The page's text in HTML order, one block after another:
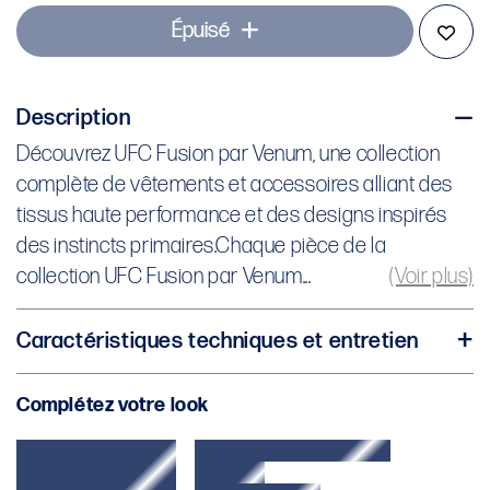
Épuisé
Description
Découvrez UFC Fusion par Venum, une collection
complète de vêtements et accessoires alliant des
tissus haute performance et des designs inspirés
des instincts primaires.
Chaque pièce de la collection UFC Fusion par
Venum Fight Week a été créée pour répondre aux
besoins
des athlètes UFC en compétition lors de la
préparation à la Nuit de Combat. Fabriquée avec
et des tissus de style de vie de qualité supérieure,
Découvrez UFC Fusion par Venum, une collection
complète de vêtements et accessoires alliant des
tissus haute performance et des designs inspirés
des instincts primaires.Chaque pièce de la
collection UFC Fusion par Venum...
(Voir plus)
Caractéristiques techniques et entretien
Tissu : 55 % coton, 45 % polyester
Coupe régulière
Poches latérales ouvertes
Poche arrière zippée
Complétez votre look